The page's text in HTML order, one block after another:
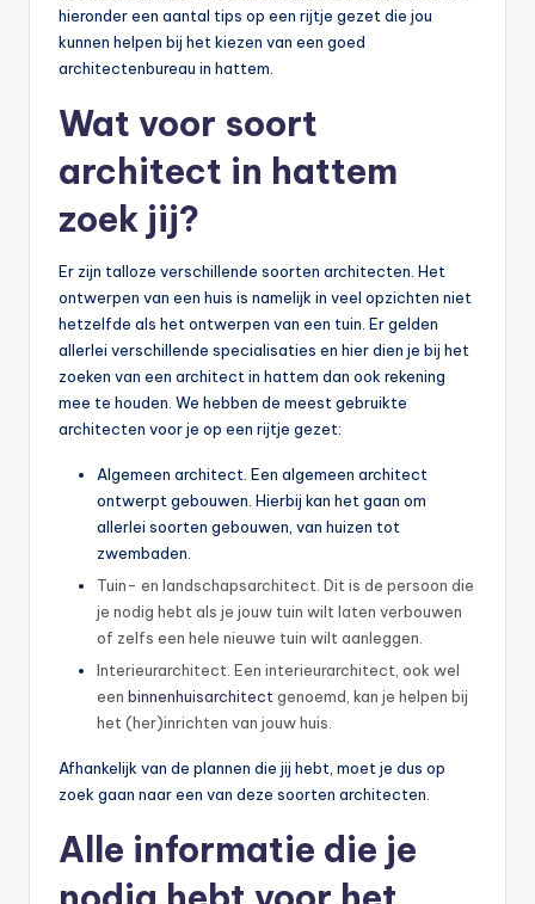
hieronder een aantal tips op een rijtje gezet die jou
kunnen helpen bij het kiezen van een goed
architectenbureau in hattem.
Wat voor soort
architect in hattem
zoek jij?
Er zijn talloze verschillende soorten architecten. Het
ontwerpen van een huis is namelijk in veel opzichten niet
hetzelfde als het ontwerpen van een tuin. Er gelden
allerlei verschillende specialisaties en hier dien je bij het
zoeken van een architect in hattem dan ook rekening
mee te houden. We hebben de meest gebruikte
architecten voor je op een rijtje gezet:
Algemeen architect. Een algemeen architect
ontwerpt gebouwen. Hierbij kan het gaan om
allerlei soorten gebouwen, van huizen tot
zwembaden.
Tuin- en landschapsarchitect. Dit is de persoon die
je nodig hebt als je jouw tuin wilt laten verbouwen
of zelfs een hele nieuwe tuin wilt aanleggen.
Interieurarchitect. Een interieurarchitect, ook wel
een binnenhuisarchitect genoemd, kan je helpen bij
het (her)inrichten van jouw huis.
Afhankelijk van de plannen die jij hebt, moet je dus op
zoek gaan naar een van deze soorten architecten.
Alle informatie die je